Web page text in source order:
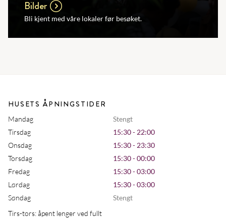
Bilder
Bli kjent med våre lokaler før besøket.
HUSETS ÅPNINGSTIDER
Mandag
Stengt
Tirsdag
15:30 - 22:00
Onsdag
15:30 - 23:30
Torsdag
15:30 - 00:00
Fredag
15:30 - 03:00
Lørdag
15:30 - 03:00
Søndag
Stengt
Tirs-tors: åpent lenger ved fullt